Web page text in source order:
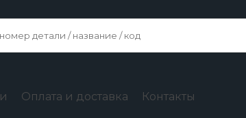
Оплата и доставка Контакты